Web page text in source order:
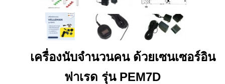
เครื่องนับจำนวนคน ด้วยเซนเซอร์อิน
ฟาเรด รุ่น PEM7D